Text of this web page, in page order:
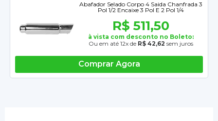
Abafador Selado Corpo 4 Saida Chanfrada 3
Pol 1/2 Encaixe 3 Pol E 2 Pol 1/4
R$ 511,50
à vista com desconto no Boleto:
Ou em até 12x de R$ 42,62 sem juros
Comprar Agora